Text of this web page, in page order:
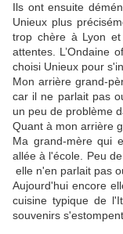
Ils ont ensuite
Unieux plus
trop chère à Lyon
attentes. L’Ondaine
choisi Unieux pour
Mon arrière grand-
car il ne parlait pas
un peu de problème
Quant à mon arrière
Ma grand-mère qui
allée à l'école. Peu
elle n'en parlait pas
Aujourd'hui encore
cuisine typique de
souvenirs